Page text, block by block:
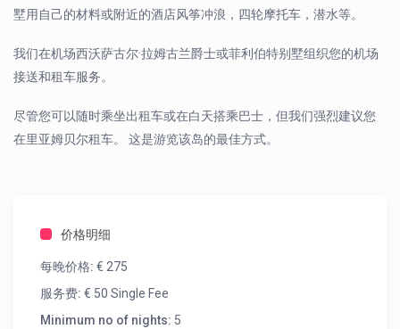
墅用自己的材料或附近的酒店风筝冲浪，四轮摩托车，潜水等。
我们在机场西沃萨古尔·拉姆古兰爵士或菲利伯特别墅组织您的机场
接送和租车服务。
尽管您可以随时乘坐出租车或在白天搭乘巴士，但我们强烈建议您
在里亚姆贝尔租车。 这是游览该岛的最佳方式。
价格明细
每晚价格: € 275
服务费: € 50 Single Fee
Minimum no of nights: 5